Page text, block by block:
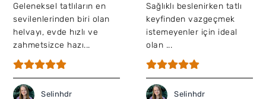
Geleneksel tatlıların en
sevilenlerinden biri olan
helvayı, evde hızlı ve
zahmetsizce hazı...
Selinhdr
Sağlıklı beslenirken tatlı
keyfinden vazgeçmek
istemeyenler için ideal
olan ...
Selinhdr